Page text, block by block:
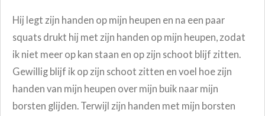
Hij legt zijn handen op mijn heupen en na een paar
squats drukt hij met zijn handen op mijn heupen, zodat
ik niet meer op kan staan en op zijn schoot blijf zitten.
Gewillig blijf ik op zijn schoot zitten en voel hoe zijn
handen van mijn heupen over mijn buik naar mijn
borsten glijden. Terwijl zijn handen met mijn borsten